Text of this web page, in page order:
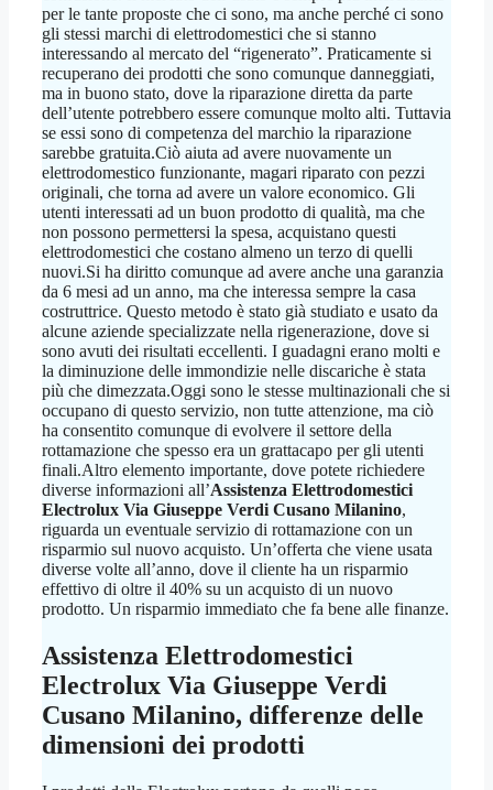
per le tante proposte che ci sono, ma anche perché ci sono
gli stessi marchi di elettrodomestici che si stanno
interessando al mercato del “rigenerato”. Praticamente si
recuperano dei prodotti che sono comunque danneggiati,
ma in buono stato, dove la riparazione diretta da parte
dell’utente potrebbero essere comunque molto alti. Tuttavia
se essi sono di competenza del marchio la riparazione
sarebbe gratuita.Ciò aiuta ad avere nuovamente un
elettrodomestico funzionante, magari riparato con pezzi
originali, che torna ad avere un valore economico. Gli
utenti interessati ad un buon prodotto di qualità, ma che
non possono permettersi la spesa, acquistano questi
elettrodomestici che costano almeno un terzo di quelli
nuovi.Si ha diritto comunque ad avere anche una garanzia
da 6 mesi ad un anno, ma che interessa sempre la casa
costruttrice. Questo metodo è stato già studiato e usato da
alcune aziende specializzate nella rigenerazione, dove si
sono avuti dei risultati eccellenti. I guadagni erano molti e
la diminuzione delle immondizie nelle discariche è stata
più che dimezzata.Oggi sono le stesse multinazionali che si
occupano di questo servizio, non tutte attenzione, ma ciò
ha consentito comunque di evolvere il settore della
rottamazione che spesso era un grattacapo per gli utenti
finali.Altro elemento importante, dove potete richiedere
diverse informazioni all’Assistenza Elettrodomestici
Electrolux Via Giuseppe Verdi Cusano Milanino,
riguarda un eventuale servizio di rottamazione con un
risparmio sul nuovo acquisto. Un’offerta che viene usata
diverse volte all’anno, dove il cliente ha un risparmio
effettivo di oltre il 40% su un acquisto di un nuovo
prodotto. Un risparmio immediato che fa bene alle finanze.
Assistenza Elettrodomestici
Electrolux Via Giuseppe Verdi
Cusano Milanino, differenze delle
dimensioni dei prodotti